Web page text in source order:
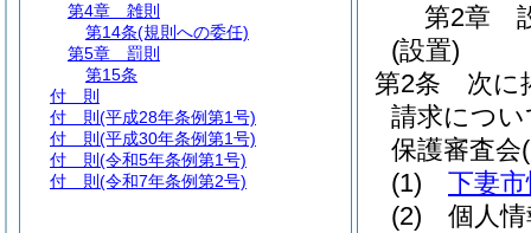
第2章
(設置)
第2条
次に
請求につ
保護審査会
(1)
下妻
(2)
個人
第4章
雑則
第14条(規則への委任)
第5章
罰則
第15条
付 則
付 則 (平成28年条例第1号)
付 則 (平成30年条例第1号)
付 則 (令和5年条例第1号)
付 則 (令和7年条例第2号)